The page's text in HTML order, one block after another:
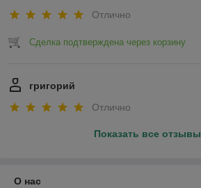
Отлично
Сделка подтверждена через корзину
григорий
Отлично
Показать все отзывы
О нас